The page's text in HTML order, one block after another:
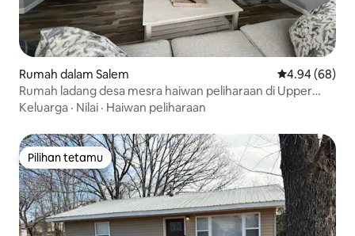
Rumah dalam Salem Penarafan
4.94 (68)
Rumah ladang desa mesra haiwan peliharaan di Upper
Ozarks
Keluarga · Nilai · Haiwan peliharaan
Pilihan tetamu
Pilihan tetamu